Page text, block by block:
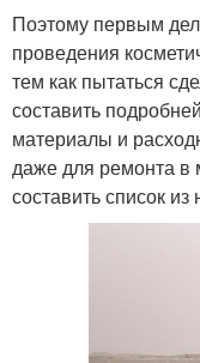
Поэтому первым
проведения
тем как пытаться
составить
материалы и
даже для ремонта в
составить список